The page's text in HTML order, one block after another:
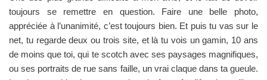
toujours se remettre en question. Faire une belle photo,
appréciée à l’unanimité, c’est toujours bien. Et puis tu vas sur le
net, tu regarde deux ou trois site, et là tu vois un gamin, 10 ans
de moins que toi, qui te scotch avec ses paysages magnifiques,
ou ses portraits de rue sans faille, un vrai claque dans ta gueule.